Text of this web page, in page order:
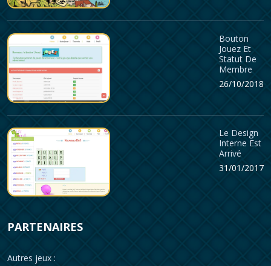
Bouton
Jouez Et
Statut De
Membre
26/10/2018
Le Design
Interne Est
Arrivé
31/01/2017
PARTENAIRES
Autres jeux :